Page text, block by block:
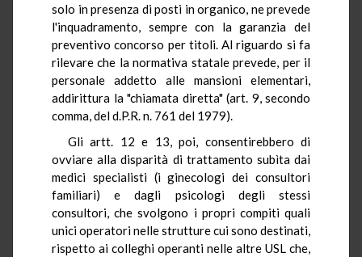
solo in presenza di posti in organico, ne prevede
l'inquadramento, sempre con la garanzia del
preventivo concorso per titoli. Al riguardo si fa
rilevare che la normativa statale prevede, per il
personale addetto alle mansioni elementari,
addirittura la "chiamata diretta" (art. 9, secondo
comma, del d.P.R. n. 761 del 1979).
Gli artt. 12 e 13, poi, consentirebbero di
ovviare alla disparità di trattamento subìta dai
medici specialisti (i ginecologi dei consultori
familiari) e dagli psicologi degli stessi
consultori, che svolgono i propri compiti quali
unici operatori nelle strutture cui sono destinati,
rispetto ai colleghi operanti nelle altre USL che,